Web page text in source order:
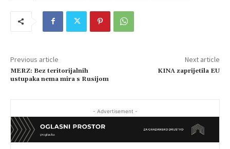
Previous article
MERZ: Bez teritorijalnih
ustupaka nema mira s Rusijom
Next article
KINA zaprijetila EU
- Advertisement -